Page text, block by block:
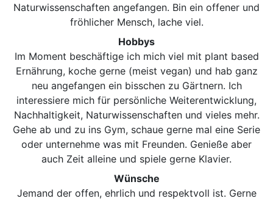
Naturwissenschaften angefangen. Bin ein offener und
fröhlicher Mensch, lache viel.
Hobbys
Im Moment beschäftige ich mich viel mit plant based
Ernährung, koche gerne (meist vegan) und hab ganz
neu angefangen ein bisschen zu Gärtnern. Ich
interessiere mich für persönliche Weiterentwicklung,
Nachhaltigkeit, Naturwissenschaften und vieles mehr.
Gehe ab und zu ins Gym, schaue gerne mal eine Serie
oder unternehme was mit Freunden. Genieße aber
auch Zeit alleine und spiele gerne Klavier.
Wünsche
Jemand der offen, ehrlich und respektvoll ist. Gerne